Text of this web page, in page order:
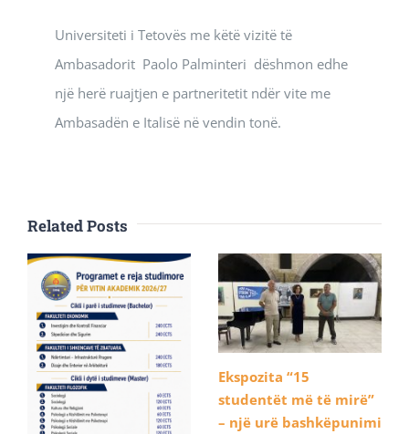
Universiteti i Tetovës me këtë vizitë të
Ambasadorit Paolo Palminteri dëshmon edhe
një herë ruajtjen e partneritetit ndër vite me
Ambasadën e Italisë në vendin tonë.
Related Posts
Ekspozita “15
studentët më të mirë”
– një urë bashkëpunimi